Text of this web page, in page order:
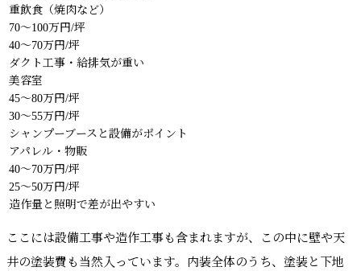
重飲食（焼肉など）
70〜100万円/坪
40〜70万円/坪
ダクト工事・給排気が重い
美容室
45〜80万円/坪
30〜55万円/坪
シャンプーブースと設備がポイント
アパレル・物販
40〜70万円/坪
25〜50万円/坪
造作量と照明で差が出やすい
ここには設備工事や造作工事も含まれますが、この中に壁や天
井の塗装費も当然入っています。内装全体のうち、塗装と下地